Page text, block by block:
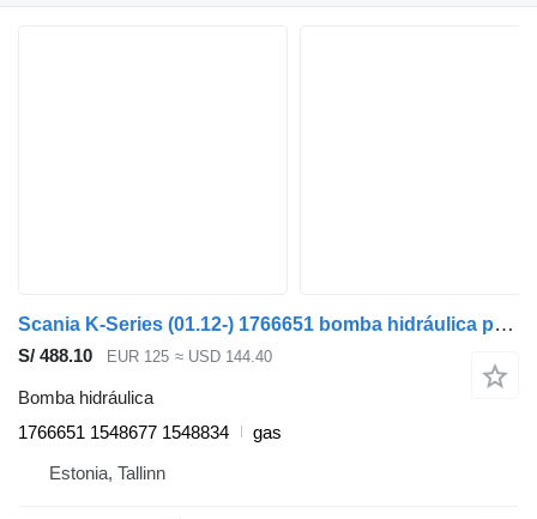
Scania K-Series (01.12-) 1766651 bomba hidráulica para Scania K,N,F-series bus (2006-) autobús
S/ 488.10 EUR 125 ≈ USD 144.40
Bomba hidráulica
1766651 1548677 1548834
gas
Estonia, Tallinn